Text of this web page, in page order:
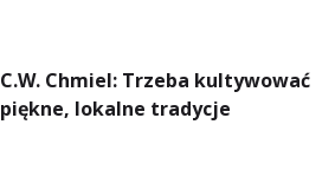
C.W. Chmiel: Trzeba kultywować
piękne, lokalne tradycje